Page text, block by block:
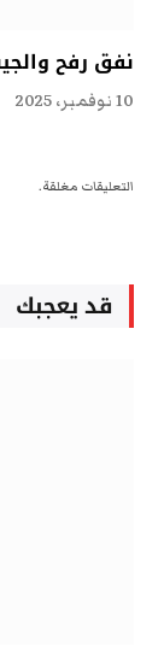
نفق رفح
10 نوفمبر، 2025
التعليقات مغلقة.
قد يعجبك